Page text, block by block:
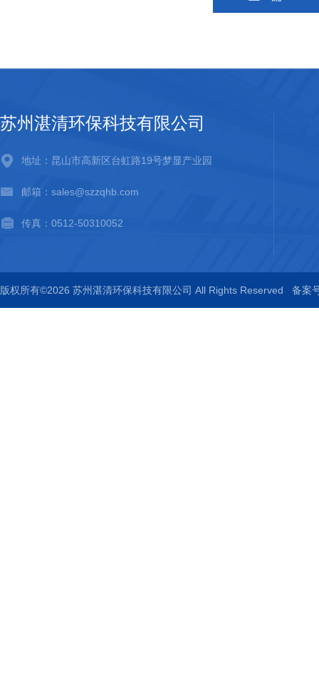
苏州湛清环保科技有限公司
地址：昆山市高新区台虹路19号梦显产业园
邮箱：sales@szzqhb.com
传真：0512-50310052
版权所有©2026 苏州湛清环保科技有限公司 All Rights Reserved 备案